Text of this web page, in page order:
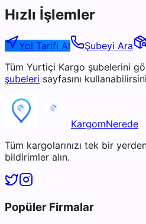
Hızlı İşlemler
Yol Tarifi Al Şubeyi Ara
Tüm Yurtiçi Kargo şubelerini
şubeleri sayfasını
KargomNerede
Tüm kargolarınızı tek bir
bildirimler alın.
Popüler Firmalar